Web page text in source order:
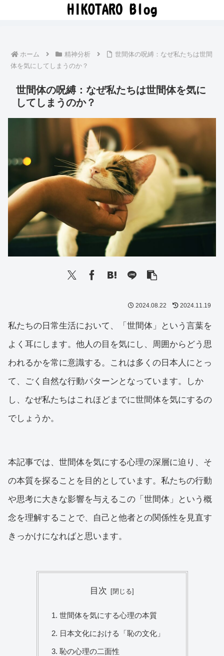
ホーム 精神分析
世間体の呪縛：なぜ私たちは世間
体を気にしてしまうのか？
世間体の呪縛：なぜ私たちは世間体を気に
してしまうのか？
2024.08.22 2024.11.19
私たちの日常生活において、「世間体」という言葉を
よく耳にします。他人の目を気にし、周囲からどう思
われるかを常に意識する。これは多くの日本人にとっ
て、ごく自然な行動パターンとなっています。しか
し、なぜ私たちはこれほどまでに世間体を気にするの
でしょうか。
本記事では、世間体を気にする心理の深層に迫り、そ
の本質を探ることを目的としています。私たちの行動
や思考に大きな影響を与えるこの「世間体」という概
念を理解することで、自己と他者との関係性を見直す
きっかけになればと思います。
目次
世間体を気にする心理の本質
日本文化における「恥の文化」
恥の心理の二面性